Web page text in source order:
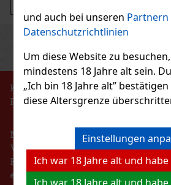
und auch bei unseren
Datenschutzrichtlinien
Um diese Website zu
mindestens 18 Jahre alt sein.
„Ich bin 18 Jahre alt” bestätigen
diese Altersgrenze
Einstellungen
Ich war 18 Jahre alt und
Ich war 18 Jahre alt und
Rocky Patel Vintage 1992
AUF LAGER (> 5 st)
KEIN VERKAUF VON
PERSONEN UNTER 18 JAHREN!!!
Nach dem Gesetz über die
Verkäufen ist der Verkäufer
Käufer eine Quittung
er verpflichtet, die erhaltenen